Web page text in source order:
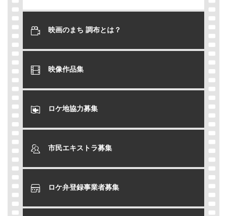
映画のまち 調布とは？
映像作品集
ロケ地協力募集
市民エキストラ募集
ロケ弁登録事業者募集